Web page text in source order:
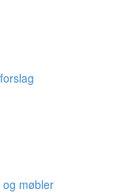
og møbler